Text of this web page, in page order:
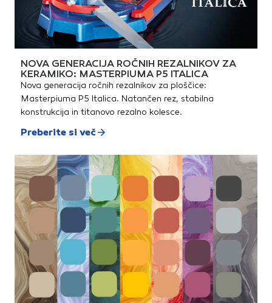
NOVA GENERACIJA ROČNIH REZALNIKOV ZA
KERAMIKO: MASTERPIUMA P5 ITALICA
Nova generacija ročnih rezalnikov za ploščice:
Masterpiuma P5 Italica. Natančen rez, stabilna
konstrukcija in titanovo rezalno kolesce.
Preberite si več